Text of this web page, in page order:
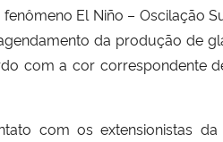
El Niño – Oscilação
da produção de
com a cor correspondente
com os extensionistas